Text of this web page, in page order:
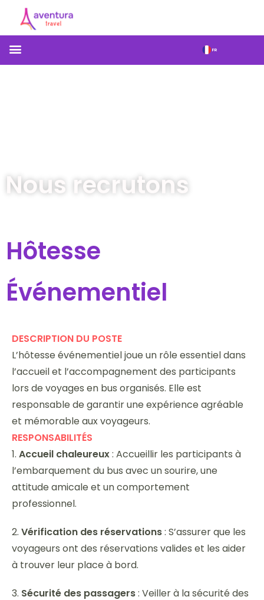
Nous recrutons
Hôtesse
Événementiel
DESCRIPTION DU POSTE
L’hôtesse événementiel joue un rôle essentiel dans
l’accueil et l’accompagnement des participants
lors de voyages en bus organisés. Elle est
responsable de garantir une expérience agréable
et mémorable aux voyageurs.
RESPONSABILITÉS
1. Accueil chaleureux: Accueillir les participants à
l’embarquement du bus avec un sourire, une
attitude amicale et un comportement
professionnel.
2. Vérification des réservations: S’assurer que les
voyageurs ont des réservations valides et les aider
à trouver leur place à bord.
3. Sécurité des passagers: Veiller à la sécurité des